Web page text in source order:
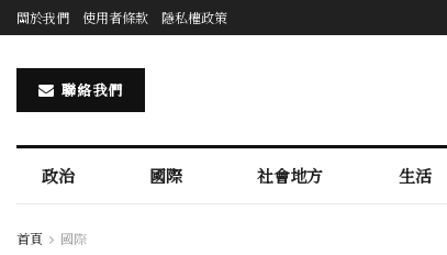
關於我們 使用者條款 隱私權政策
聯絡我們
政治 國際 社會地方 生活
首頁 國際